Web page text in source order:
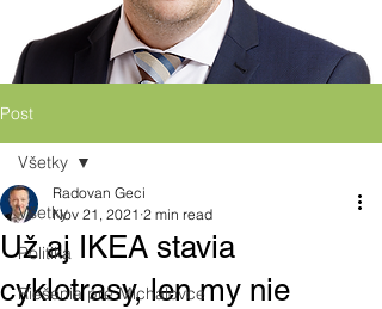
Post
Všetky
Politika
Riešenia pre Michalovce
Všetky
Už aj IKEA stavia
cyklotrasy, len my nie
Radovan Geci
Nov 21, 2021 2 min read